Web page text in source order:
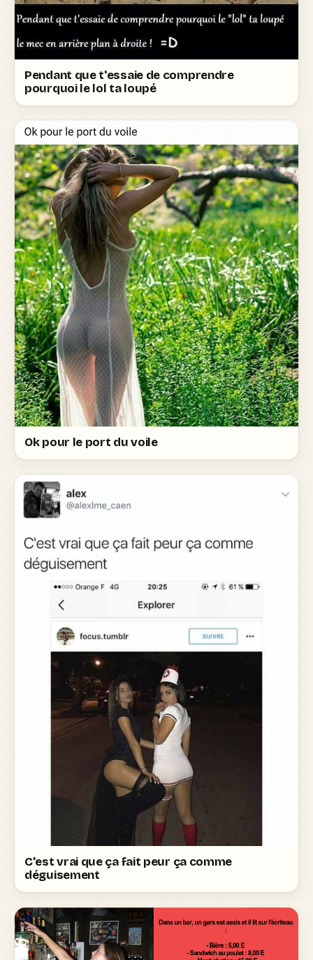
Pendant que t'essaie de comprendre
pourquoi le lol ta loupé
Ok pour le port du voile
C'est vrai que ça fait peur ça comme
déguisement